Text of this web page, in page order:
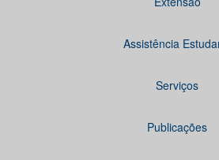
Assistência
Serviços
Publicações